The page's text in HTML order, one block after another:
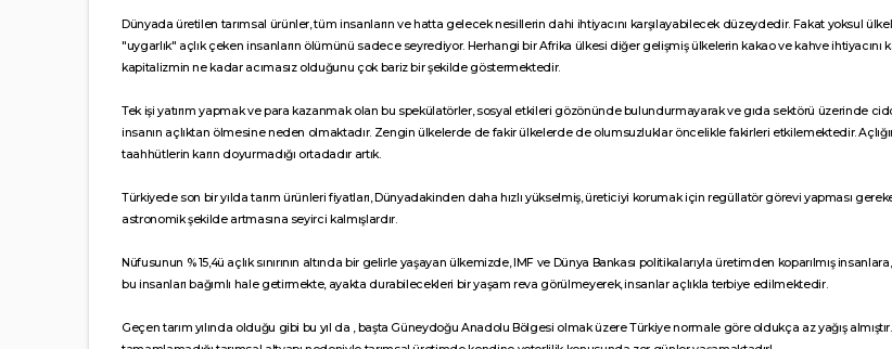
Dünyada üretilen tarımsal ürünler, tüm insanların ve hatta gelecek nesillerin dahi ihtiyacını karşılayabilecek düzeydedir. Fakat yoksul
"uygarlık" açlık çeken insanların ölümünü sadece seyrediyor. Herhangi bir Afrika ülkesi diğer gelişmiş ülkelerin kakao ve kahve ihtiyacını
kapitalizmin ne kadar acımasız olduğunu çok bariz bir şekilde göstermektedir.
Tek işi yatırım yapmak ve para kazanmak olan bu spekülatörler, sosyal etkileri gözönünde bulundurmayarak ve gıda sektörü üzerinde
insanın açlıktan ölmesine neden olmaktadır. Zengin ülkelerde de fakir ülkelerde de olumsuzluklar öncelikle fakirleri etkilemektedir.
taahhütlerin karın doyurmadığı ortadadır artık.
Türkiyede son bir yılda tarım ürünleri fiyatları, Dünyadakinden daha hızlı yükselmiş, üreticiyi korumak için regüllatör görevi yapması
astronomik şekilde artmasına seyirci kalmışlardır.
Nüfusunun % 15,4ü açlık sınırının altında bir gelirle yaşayan ülkemizde, IMF ve Dünya Bankası politikalarıyla üretimden koparılmış
bu insanları bağımlı hale getirmekte, ayakta durabilecekleri bir yaşam reva görülmeyerek, insanlar açlıkla terbiye edilmektedir.
Geçen tarım yılında olduğu gibi bu yıl da , başta Güneydoğu Anadolu Bölgesi olmak üzere Türkiye normale göre oldukça az yağış